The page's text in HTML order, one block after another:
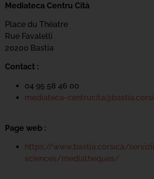
Mediateca Centru Cità
Place du Théatre
Rue Favalelli
20200 Bastia
Contact :
04 95 58 46 00
mediateca-
Page web :
https://www.bastia.corsica/
sciences/mediatheques/